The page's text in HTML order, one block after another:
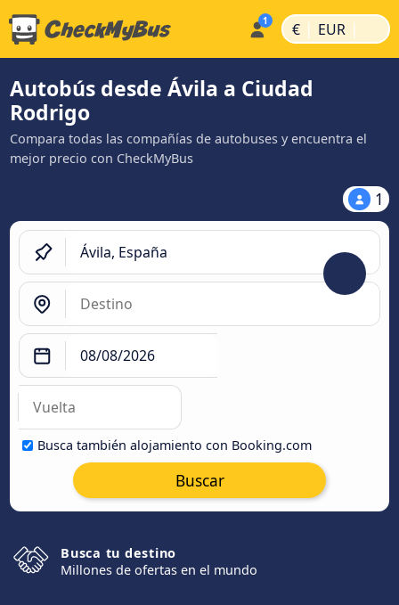
€ | EUR |
Autobús desde Ávila‎ a Ciudad
Rodrigo
Compara todas las compañías de autobuses y encuentra el
mejor precio con CheckMyBus
1
Busca también alojamiento con Booking.com
Buscar
Busca tu destino
Millones de ofertas en el mundo